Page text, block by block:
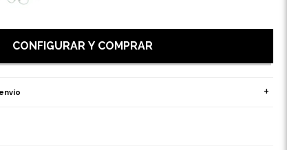
CONFIGURAR Y COMPRAR